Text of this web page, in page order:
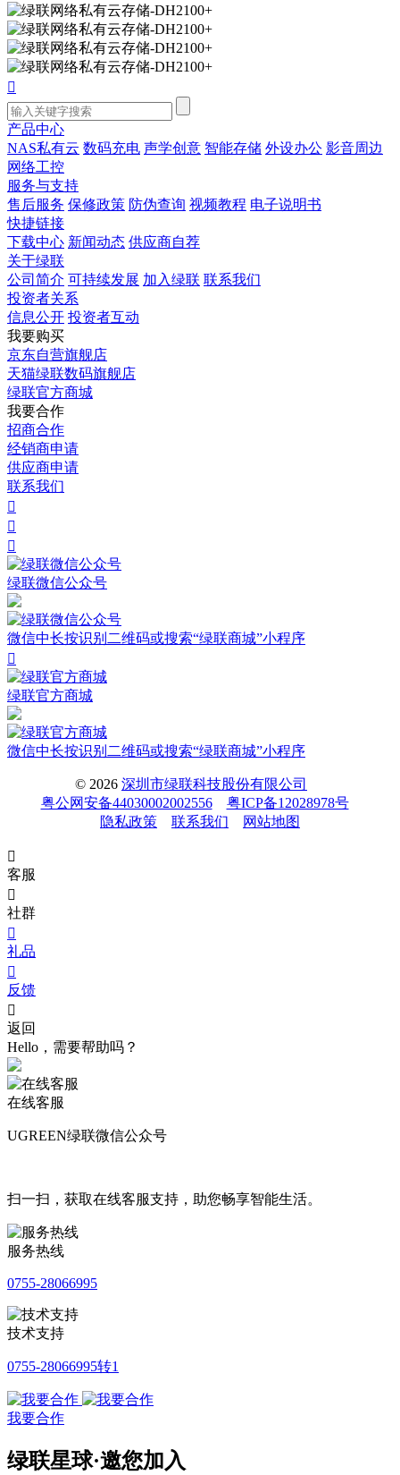

产品中心
NAS私有云 数码充电 声学创意 智能存储 外设办公 影音周边
网络工控
服务与支持
售后服务 保修政策 防伪查询 视频教程 电子说明书
快捷链接
下载中心 新闻动态 供应商自荐
关于绿联
公司简介 可持续发展 加入绿联 联系我们
投资者关系
信息公开 投资者互动
我要购买
京东自营旗舰店
天猫绿联数码旗舰店
绿联官方商城
我要合作
招商合作
经销商申请
供应商申请
联系我们



绿联微信公众号
微信中长按识别二维码或搜索“绿联商城”小程序

绿联官方商城
微信中长按识别二维码或搜索“绿联商城”小程序
© 2026 深圳市绿联科技股份有限公司
粤公网安备44030002002556
粤ICP备12028978号
隐私政策
联系我们 网站地图

客服

社群

礼品

反馈

返回
Hello，需要帮助吗？
在线客服
UGREEN绿联微信公众号
扫一扫，获取在线客服支持，助您畅享智能生活。
服务热线
0755-28066995
技术支持
0755-28066995转1
我要合作
绿联星球·邀您加入